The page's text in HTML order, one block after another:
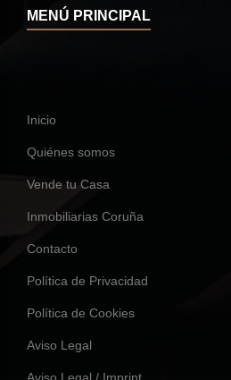
MENÚ PRINCIPAL
Inicio
Quiénes somos
Vende tu Casa
Inmobiliarias Coruña
Contacto
Política de Privacidad
Política de Cookies
Aviso Legal